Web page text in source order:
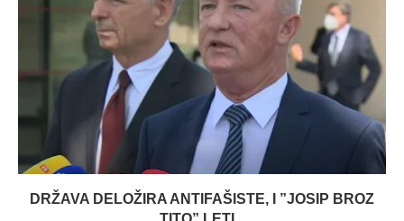
DRŽAVA DELOŽIRA ANTIFAŠISTE, I ”JOSIP BROZ